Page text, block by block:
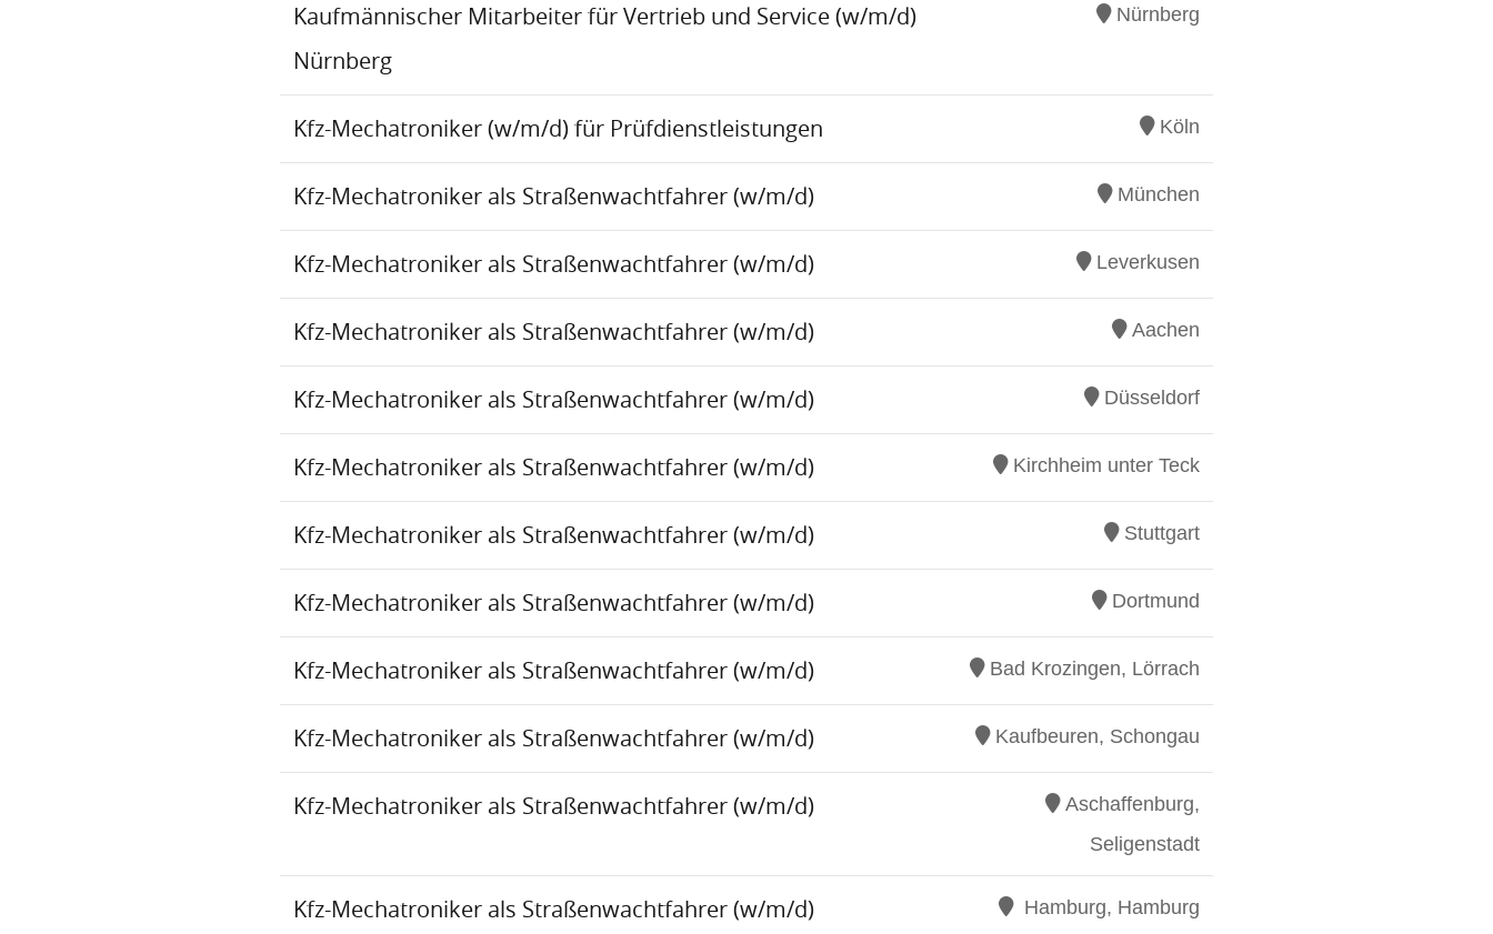
Kaufmännischer Mitarbeiter für Vertrieb und Service (w/m/d)
Nürnberg
Nürnberg
Kfz-Mechatroniker (w/m/d) für Prüfdienstleistungen Köln
Kfz-Mechatroniker als Straßenwachtfahrer (w/m/d) München
Kfz-Mechatroniker als Straßenwachtfahrer (w/m/d) Leverkusen
Kfz-Mechatroniker als Straßenwachtfahrer (w/m/d) Aachen
Kfz-Mechatroniker als Straßenwachtfahrer (w/m/d) Düsseldorf
Kfz-Mechatroniker als Straßenwachtfahrer (w/m/d) Kirchheim unter Teck
Kfz-Mechatroniker als Straßenwachtfahrer (w/m/d) Stuttgart
Kfz-Mechatroniker als Straßenwachtfahrer (w/m/d) Dortmund
Kfz-Mechatroniker als Straßenwachtfahrer (w/m/d) Bad Krozingen, Lörrach
Kfz-Mechatroniker als Straßenwachtfahrer (w/m/d) Kaufbeuren, Schongau
Kfz-Mechatroniker als Straßenwachtfahrer (w/m/d)
Aschaffenburg,
Seligenstadt
Kfz-Mechatroniker als Straßenwachtfahrer (w/m/d) Hamburg, Hamburg